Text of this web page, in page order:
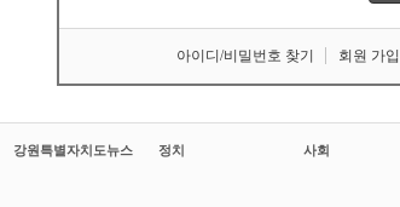
아이디/비밀번호 찾기 회원 가입
강원특별자치도뉴스 정치 사회